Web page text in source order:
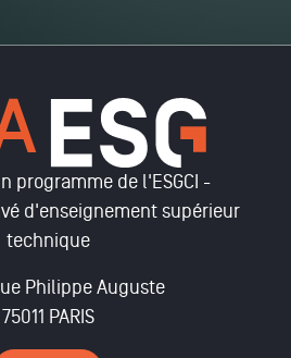
programme de l'ESGCI -
d'enseignement supérieur
technique
Philippe Auguste
75011 PARIS